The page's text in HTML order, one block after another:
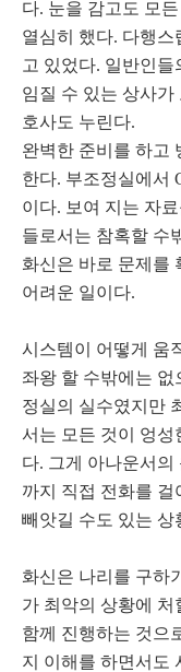
다. 눈을 감고도 모
열심히 했다. 다행스
고 있었다. 일반인
임질 수 있는 상사가
호사도 누린다.
완벽한 준비를 하고
한다. 부조정실에서
이다. 보여 지는 자
들로서는 참혹할 수
화신은 바로 문제를
어려운 일이다.
시스템이 어떻게 움
좌왕 할 수밖에는
정실의 실수였지만
서는 모든 것이 엉성
다. 그게 아나운서
까지 직접 전화를 걸
빼앗길 수도 있는 상
화신은 나리를 구하
가 최악의 상황에
함께 진행하는 것으
지 이해를 하면서도